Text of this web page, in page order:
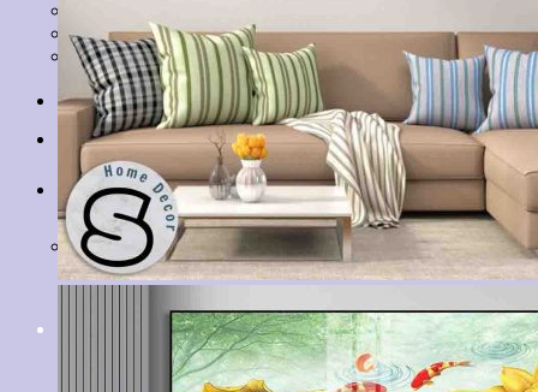
Tranh Tĩnh Vật
Tranh Đồng Quê
Tranh Thuỷ Mặc
Tranh Con Hổ
Tin tức
Liên hệ
Giỏ hàng
Chưa có sản phẩm trong giỏ hàng.
Tìm
kiếm: